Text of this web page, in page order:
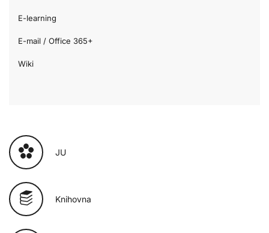
E-learning
E-mail / Office 365+
Wiki
JU
Knihovna